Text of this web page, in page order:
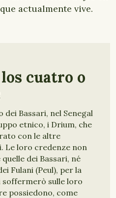
actualmente vive.
cuatro o
Bassari, nel Senegal
etnico, i Drium, che
con le altre
Le loro credenze non
dei Bassari, né
Fulani (Peul), per la
sulle loro
possiedono, come